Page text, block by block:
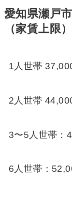
愛知県瀬戸
（家賃上限）
1人世帯
2人世帯
3〜5人世帯：
6人世帯：